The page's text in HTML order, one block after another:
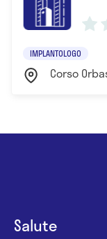
IMPLANTOLOGO
Corso
Salute